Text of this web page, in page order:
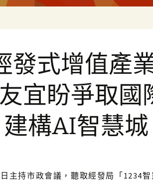
發式增值產
宜盼爭取國
構AI智慧城
主持市政會議，聽取經發局「1234智